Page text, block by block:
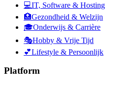
💻IT, Software & Hosting
🏥Gezondheid & Welzijn
🎓Onderwijs & Carrière
🎭Hobby & Vrije Tijd
💕Lifestyle & Persoonlijk
Platform